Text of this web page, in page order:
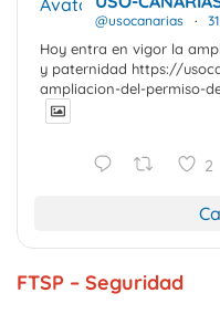
@usocanarias ·
Hoy entra en vigor la
y paternidad https://
ampliacion-del-permiso-
2
FTSP – Seguridad